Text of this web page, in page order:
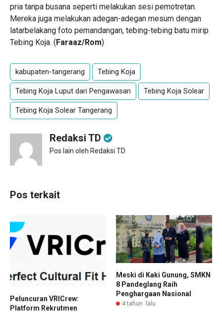
pria tanpa busana seperti melakukan sesi pemotretan.
Mereka juga melakukan adegan-adegan mesum dengan
latarbelakang foto pemandangan, tebing-tebing batu mirip
Tebing Koja. (Faraaz/Rom)
kabupaten-tangerang Tebing Koja
Tebing Koja Luput dari Pengawasan Tebing Koja Solear
Tebing Koja Solear Tangerang
Redaksi TD
Pos lain oleh Redaksi TD
Pos terkait
Peluncuran VRICrew:
Platform Rekrutmen
Meski di Kaki Gunung, SMKN
8 Pandeglang Raih
Penghargaan Nasional
4 tahun lalu